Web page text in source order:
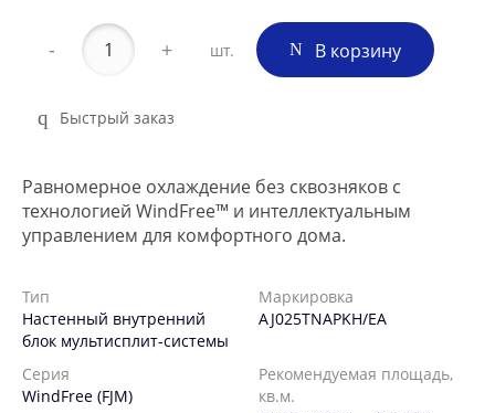
- + шт. В корзину
Быстрый заказ
Равномерное охлаждение без сквозняков с
технологией WindFree™ и интеллектуальным
управлением для комфортного дома.
Тип
Настенный внутренний
блок мультисплит-системы
Маркировка
AJ025TNAPKH/EA
Серия
WindFree (FJM)
Рекомендуемая площадь,
кв.м.